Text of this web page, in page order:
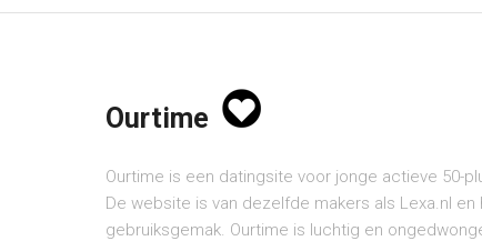
Ourtime
Ourtime is een datingsite voor jonge actieve 50-
De website is van dezelfde makers als Lexa.nl
gebruiksgemak. Ourtime is luchtig en